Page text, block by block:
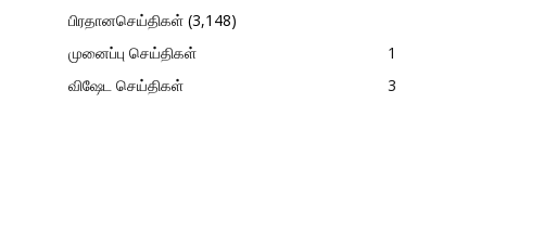
பிரதானசெய்திகள் (3,148)
முனைப்பு செய்திகள்
1
விஷேட செய்திகள்
3